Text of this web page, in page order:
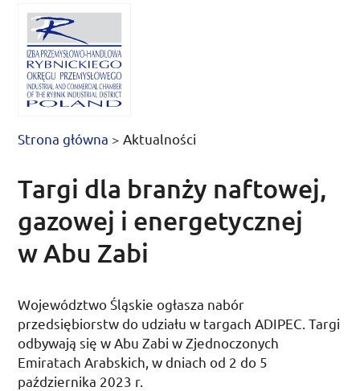
Strona główna > Aktualności
Targi dla branży naftowej,
gazowej i energetycznej
w Abu Zabi
Województwo Śląskie ogłasza nabór
przedsiębiorstw do udziału w targach ADIPEC . Targi
odbywają się w Abu Zabi w Zjednoczonych
Emiratach Arabskich, w dniach od 2 do 5
października 2023 r.